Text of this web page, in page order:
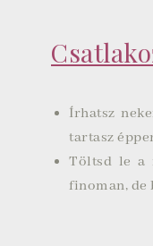
Írhatsz
tartasz
Töltsd le a
finoman, de